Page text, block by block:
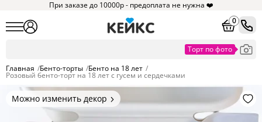
При заказе до 10000р - предоплата не нужна ❤️
0
Главная /Бенто-торты /Бенто на 18 лет /
Розовый бенто-торт на 18 лет с гусем и сердечками
Можно изменить декор
Цвет покрытия, надписи,
элементы и фигурки.